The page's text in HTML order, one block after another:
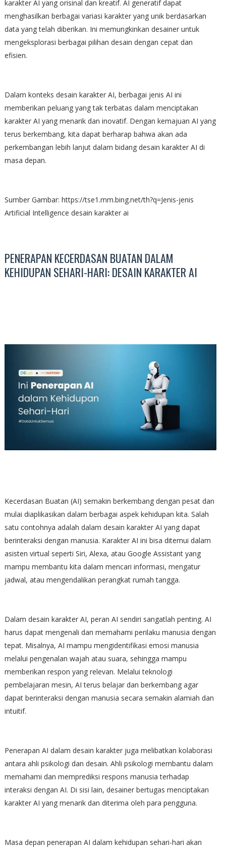
karakter AI yang orisinal dan kreatif. AI generatif dapat
menghasilkan berbagai variasi karakter yang unik berdasarkan
data yang telah diberikan. Ini memungkinkan desainer untuk
mengeksplorasi berbagai pilihan desain dengan cepat dan
efisien.
Dalam konteks desain karakter AI, berbagai jenis AI ini
memberikan peluang yang tak terbatas dalam menciptakan
karakter AI yang menarik dan inovatif. Dengan kemajuan AI yang
terus berkembang, kita dapat berharap bahwa akan ada
perkembangan lebih lanjut dalam bidang desain karakter AI di
masa depan.
Sumber Gambar: https://tse1.mm.bing.net/th?q=Jenis-jenis
Artificial Intelligence desain karakter ai
PENERAPAN KECERDASAN BUATAN DALAM
KEHIDUPAN SEHARI-HARI: DESAIN KARAKTER AI
Kecerdasan Buatan (AI) semakin berkembang dengan pesat dan
mulai diaplikasikan dalam berbagai aspek kehidupan kita. Salah
satu contohnya adalah dalam desain karakter AI yang dapat
berinteraksi dengan manusia. Karakter AI ini bisa ditemui dalam
asisten virtual seperti Siri, Alexa, atau Google Assistant yang
mampu membantu kita dalam mencari informasi, mengatur
jadwal, atau mengendalikan perangkat rumah tangga.
Dalam desain karakter AI, peran AI sendiri sangatlah penting. AI
harus dapat mengenali dan memahami perilaku manusia dengan
tepat. Misalnya, AI mampu mengidentifikasi emosi manusia
melalui pengenalan wajah atau suara, sehingga mampu
memberikan respon yang relevan. Melalui teknologi
pembelajaran mesin, AI terus belajar dan berkembang agar
dapat berinteraksi dengan manusia secara semakin alamiah dan
intuitif.
Penerapan AI dalam desain karakter juga melibatkan kolaborasi
antara ahli psikologi dan desain. Ahli psikologi membantu dalam
memahami dan memprediksi respons manusia terhadap
interaksi dengan AI. Di sisi lain, desainer bertugas menciptakan
karakter AI yang menarik dan diterima oleh para pengguna.
Masa depan penerapan AI dalam kehidupan sehari-hari akan